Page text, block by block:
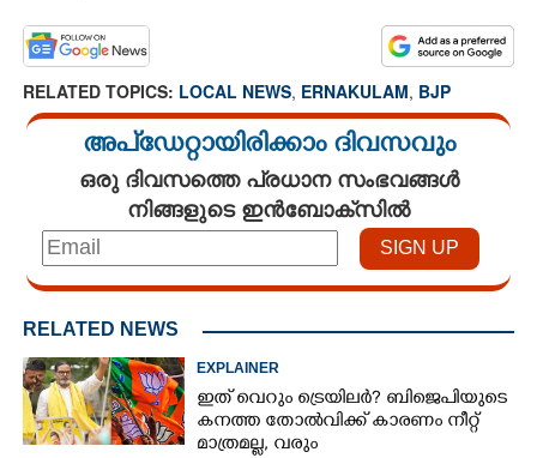
RELATED TOPICS: LOCAL NEWS, ERNAKULAM, BJP
അപ്ഡേറ്റായിരിക്കാം ദിവസവും
ഒരു ദിവസത്തെ പ്രധാന സംഭവങ്ങൾ
നിങ്ങളുടെ ഇൻബോക്സിൽ
RELATED NEWS
EXPLAINER
ഇത് വെറും ട്രെയിലർ? ബിജെപിയുടെ
കനത്ത തോൽവിക്ക് കാരണം നീറ്റ്
മാത്രമല്ല, വരും